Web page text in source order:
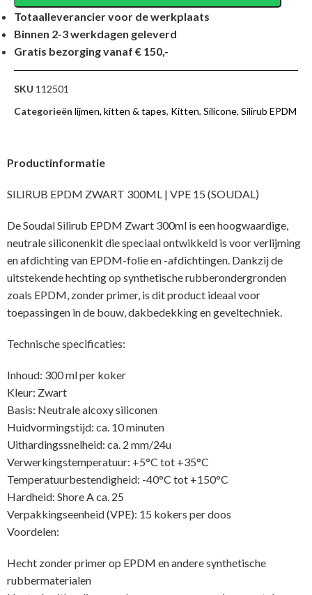
Totaalleverancier voor de werkplaats
Binnen 2-3 werkdagen geleverd
Gratis bezorging vanaf € 150,-
SKU 112501
Categorieën lijmen, kitten & tapes, Kitten, Silicone, Silirub EPDM
Productinformatie
SILIRUB EPDM ZWART 300ML | VPE 15 (SOUDAL)
De Soudal Silirub EPDM Zwart 300ml is een hoogwaardige,
neutrale siliconenkit die speciaal ontwikkeld is voor verlijming
en afdichting van EPDM-folie en -afdichtingen. Dankzij de
uitstekende hechting op synthetische rubberondergronden
zoals EPDM, zonder primer, is dit product ideaal voor
toepassingen in de bouw, dakbedekking en geveltechniek.
Technische specificaties:
Inhoud: 300 ml per koker
Kleur: Zwart
Basis: Neutrale alcoxy siliconen
Huidvormingstijd: ca. 10 minuten
Uithardingssnelheid: ca. 2 mm/24u
Verwerkingstemperatuur: +5°C tot +35°C
Temperatuurbestendigheid: -40°C tot +150°C
Hardheid: Shore A ca. 25
Verpakkingseenheid (VPE): 15 kokers per doos
Voordelen:
Hecht zonder primer op EPDM en andere synthetische
rubbermaterialen